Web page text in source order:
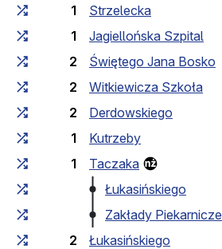
1
Strzelecka
1
Jagiellońska Szpital
2
Świętego Jana Bosko
2
Witkiewicza Szkoła
2
Derdowskiego
1
Kutrzeby
1
Taczaka
Łukasińskiego
Zakłady Piekarnicze
2
Łukasińskiego